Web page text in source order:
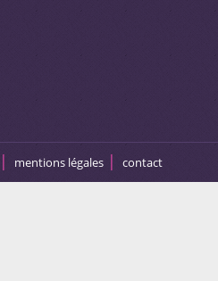
mentions légales contact